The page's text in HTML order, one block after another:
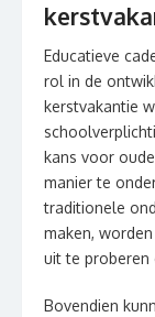
Educatieve
rol in de
kerstvakantie
kans voor
manier te
traditionele
maken,
uit te proberen
Bovendien